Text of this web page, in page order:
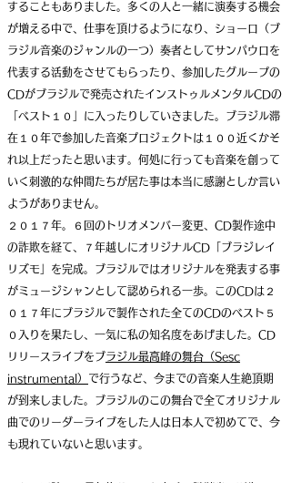
することもありました。多くの人と一緒に演奏する機会
が増える中で、仕事を頂けるようになり、ショーロ（ブ
ラジル音楽のジャンルの一つ）奏者としてサンパウロを
代表する活動をさせてもらったり、参加したグループの
CDがブラジルで発売されたインストゥルメンタルCDの
「ベスト１０」に入ったりしていきました。ブラジル滞
在１０年で参加した音楽プロジェクトは１００近くかそ
れ以上だったと思います。何処に行っても音楽を創って
いく刺激的な仲間たちが居た事は本当に感謝としか言い
ようがありません。
２０１７年。６回のトリオメンバー変更、CD製作途中
の詐欺を経て、７年越しにオリジナルCD「ブラジレイ
リズモ」を完成。ブラジルではオリジナルを発表する事
がミュージシャンとして認められる一歩。このCDは２
０１７年にブラジルで製作された全てのCDのベスト５
０入りを果たし、一気に私の知名度をあげました。CD
リリースライブをブラジル最高峰の舞台（Sesc
instrumental） で行うなど
今までの音楽人生絶頂期
が到来しました。ブラジルのこの舞台で全てオリジナル
曲でのリーダーライブをした人は日本人で初めてで、今
も現れていないと思います。